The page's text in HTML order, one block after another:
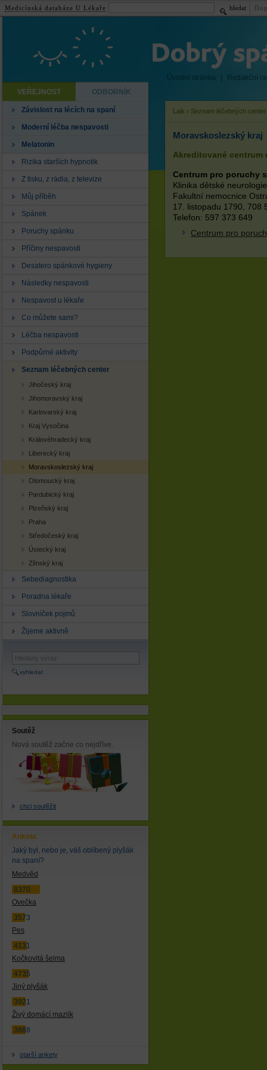
Úvodní stránka
Redakční
VEŘEJNOST
ODBORNÍK
Závislost na lécích na spaní
Moderní léčba nespavosti
Melatonin
Rizika starších hypnotik
Z tisku, z rádia, z televize
Můj příběh
Spánek
Poruchy spánku
Příčiny nespavosti
Desatero spánkové hygieny
Následky nespavosti
Nespavost u lékaře
Co můžete sami?
Léčba nespavosti
Podpůrné aktivity
Seznam léčebných center
Jihočeský kraj
Jihomoravský kraj
Karlovarský kraj
Kraj Vysočina
Královéhradecký kraj
Liberecký kraj
Moravskoslezský kraj
Olomoucký kraj
Pardubický kraj
Plzeňský kraj
Praha
Středočeský kraj
Ústecký kraj
Zlínský kraj
Sebediagnostika
Poradna lékaře
Slovníček pojmů
Žijeme aktivně
vyhledat
Soutěž
Nová soutěž začne co nejdříve.
chci soutěžit
Anketa
Jaký byl, nebo je, váš oblíbený plyšák
na spaní?
Medvěd
8370
Ovečka
3573
Pes
4131
Kočkovitá šelma
4735
Jiný plyšák
3921
Živý domácí mazlík
3888
starší ankety
Laik › Seznam léčebných center
Moravskoslezský kraj
Akreditované
Centrum pro poruchy
Klinika dětské neurologie
Fakultní nemocnice
17. listopadu 1790, 708
Telefon: 597 373 649
Centrum pro
Medicínská databáze U Lékaře hledat